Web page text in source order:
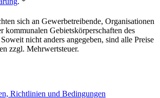
sich an Gewerbetreibende, Organisationen
kommunalen Gebietskörperschaften des
nicht anders angegeben, sind alle Preise
zzgl. Mehrwertsteuer.
Richtlinien und Bedingungen